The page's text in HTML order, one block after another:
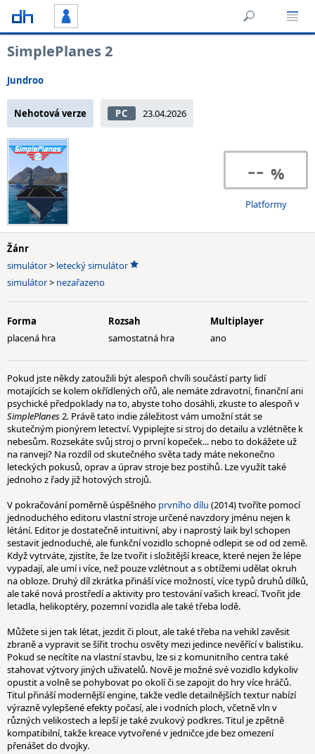
SimplePlanes 2
Jundroo
Nehotová verze PC 23.04.2026
--
Platformy
Žánr
simulátor> letecký simulátor
simulátor> nezařazeno
Forma
placená hra
Rozsah
samostatná hra
Multiplayer
ano
Pokud jste někdy zatoužili být alespoň chvíli součástí party lidí
motajících se kolem okřídlených ořů, ale nemáte zdravotní, finanční ani
psychické předpoklady na to, abyste toho dosáhli, zkuste to alespoň v
SimplePlanes2. Právě tato indie záležitost vám umožní stát se
skutečným pionýrem letectví. Vypiplejte si stroj do detailu a vzlétněte k
nebesům. Rozsekáte svůj stroj o první kopeček... nebo to dokážete už
na ranveji? Na rozdíl od skutečného světa tady máte nekonečno
leteckých pokusů, oprav a úprav stroje bez postihů. Lze využít také
jednoho z řady již hotových strojů.
V pokračování poměrně úspěšného prvního dílu (2014) tvoříte pomocí
jednoduchého editoru vlastní stroje určené navzdory jménu nejen k
létání. Editor je dostatečně intuitivní, aby i naprostý laik byl schopen
sestavit jednoduché, ale funkční vozidlo schopné odlepit se od od země.
Když vytrváte, zjistíte, že lze tvořit i složitější kreace, které nejen že lépe
vypadají, ale umí i více, než pouze vzlétnout a s obtížemi udělat okruh
na obloze. Druhý díl zkrátka přináší více možností, více typů druhů dílků,
ale také nová prostředí a aktivity pro testování vašich kreací. Tvořit jde
letadla, helikoptéry, pozemní vozidla ale také třeba lodě.
Můžete si jen tak létat, jezdit či plout, ale také třeba na vehikl zavěsit
zbraně a vypravit se šířit trochu osvěty mezi jedince nevěřící v balistiku.
Pokud se necítíte na vlastní stavbu, lze si z komunitního centra také
stahovat výtvory jiných uživatelů. Nově je možné své vozidlo kdykoliv
opustit a volně se pohybovat po okolí či se zapojit do hry více hráčů.
Titul přináší modernější engine, takže vedle detailnějších textur nabízí
výrazně vylepšené efekty počasí, ale i vodních ploch, včetně vln v
různých velikostech a lepší je také zvukový podkres. Titul je zpětně
kompatibilní, takže kreace vytvořené v jedničce jde bez omezení
přenášet do dvojky.